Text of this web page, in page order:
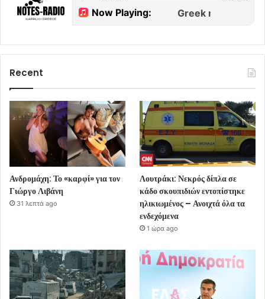
Recent
Ανδρομάχη: Το «καρφί» για τον
Γιώργο Λιβάνη
31 λεπτά ago
Λουτράκι: Νεκρός δίπλα σε
κάδο σκουπιδιών εντοπίστηκε
ηλικιωμένος – Ανοιχτά όλα τα
ενδεχόμενα
1 ώρα ago